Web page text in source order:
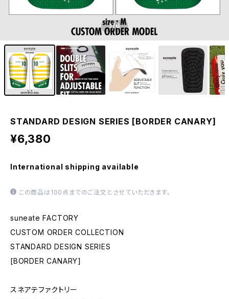
1/6
STANDARD DESIGN SERIES [BORDER CANARY]
¥6,380
International shipping available
この商品は100点までのご注文とさせていただきます。
suneate FACTORY
CUSTOM ORDER COLLECTION
STANDARD DESIGN SERIES
[BORDER CANARY]
スネアテファクトリー